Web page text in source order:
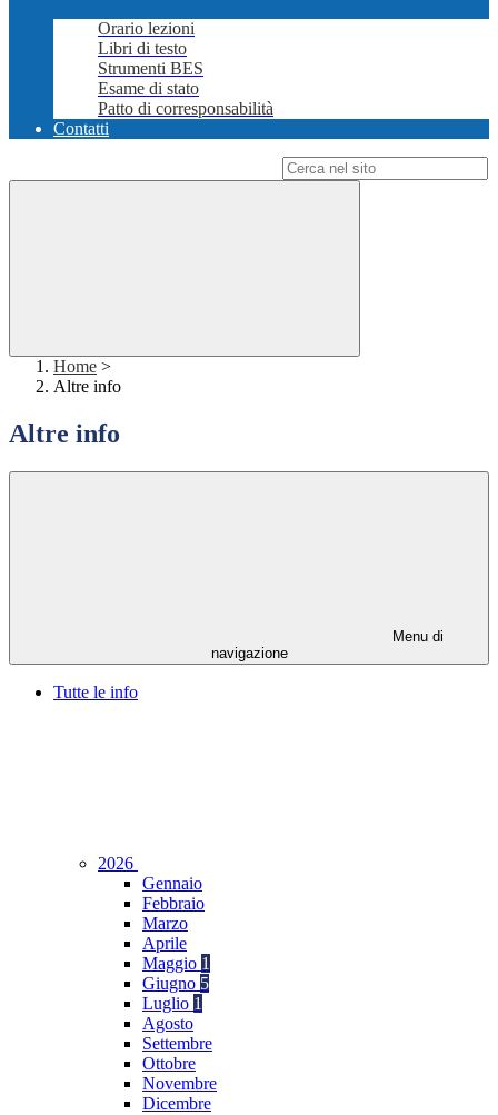
Orario lezioni
Libri di testo
Strumenti BES
Esame di stato
Patto di corresponsabilità
Contatti
Home >
Altre info
Altre info
Menu di
navigazione
Tutte le info
2026
Gennaio
Febbraio
Marzo
Aprile
Maggio 1
Giugno 5
Luglio 1
Agosto
Settembre
Ottobre
Novembre
Dicembre